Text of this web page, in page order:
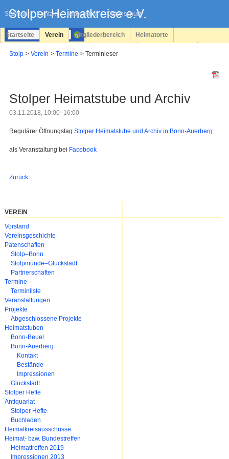
Sitemap Kontakt Impressum Datenschutz
überspringen
Startseite Verein Mitgliederbereich Heimatorte
Stolp Verein Termine Terminleser
Stolper Heimatstube und Archiv
03.11.2018, 10:00–16:00
Regulärer Öffnungstag Stolper Heimatstube und Archiv in Bonn-Auerberg
als Veranstaltung bei Facebook
Zurück
VEREIN
Navigation
überspringen
Vorstand
Vereinsgeschichte
Patenschaften
Stolp–Bonn
Stolpmünde–Glückstadt
Partnerschaften
Termine
Terminliste
Veranstaltungen
Projekte
Abgeschlossene Projekte
Heimatstuben
Bonn-Beuel
Bonn-Auerberg
Kontakt
Bestände
Impressionen
Glückstadt
Stolper Hefte
Antiquariat
Stolper Hefte
Buchladen
Heimatkreisausschüsse
Heimat- bzw. Bundestreffen
Heimattreffen 2019
Impressionen 2013